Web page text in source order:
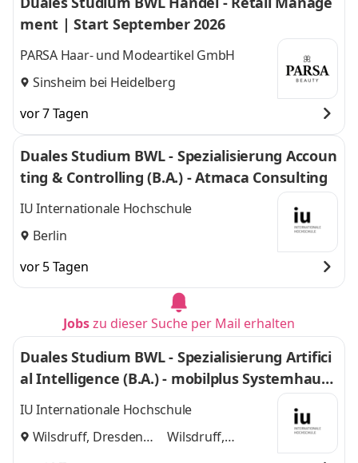
ment | Start September 2026
PARSA Haar- und Modeartikel GmbH
Sinsheim bei Heidelberg
vor 7 Tagen
Duales Studium BWL - Spezialisierung Accoun
ting & Controlling (B.A.) - Atmaca Consulting
IU Internationale Hochschule
Berlin
vor 5 Tagen
Jobszu dieser Suche per Mail erhalten
Duales Studium BWL - Spezialisierung Artifici
al Intelligence (B.A.) - mobilplus Systemhaus
GmbH
IU Internationale Hochschule
Wilsdruff, Dresden
Wilsdruff,